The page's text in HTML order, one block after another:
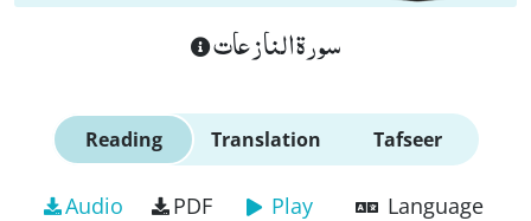
سورة النازعات
Reading Translation Tafseer
Audio PDF Play Language